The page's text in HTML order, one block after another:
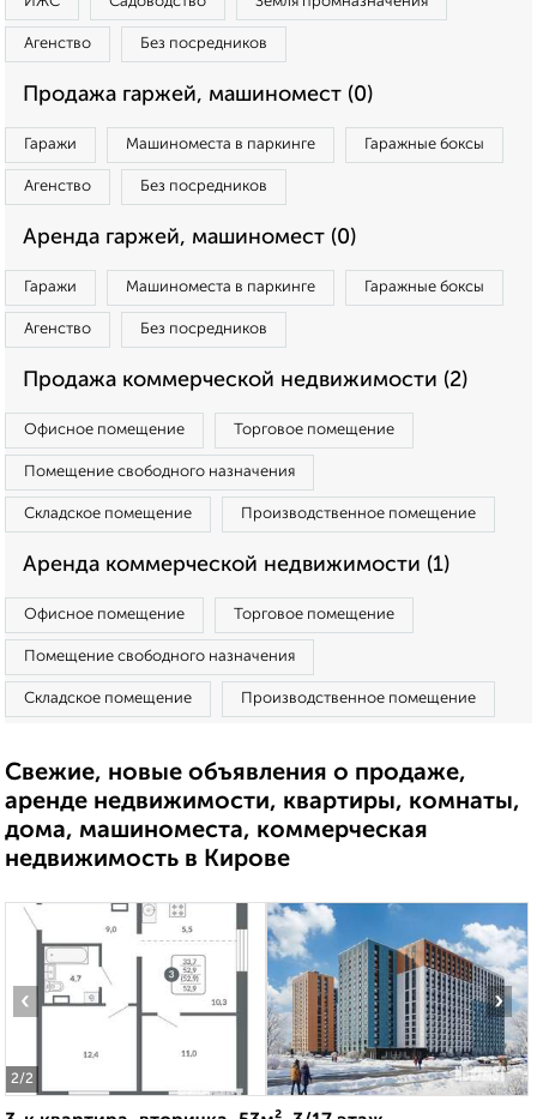
Агенство Без посредников
Продажа гаржей, машиномест (0)
Гаражи Машиноместа в паркинге Гаражные боксы
Агенство Без посредников
Аренда гаржей, машиномест (0)
Гаражи Машиноместа в паркинге Гаражные боксы
Агенство Без посредников
Продажа коммерческой недвижимости (2)
Офисное помещение Торговое помещение
Помещение свободного назначения
Складское помещение Производственное помещение
Аренда коммерческой недвижимости (1)
Офисное помещение Торговое помещение
Помещение свободного назначения
Складское помещение Производственное помещение
Свежие, новые объявления о продаже,
аренде недвижимости, квартиры, комнаты,
дома, машиноместа, коммерческая
недвижимость в Кирове
2/2
‹ ›